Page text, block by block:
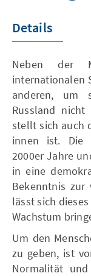
Details
Neben der
internationalen
anderen, um
Russland
stellt sich auch
innen ist. Die
2000er Jahre
in eine
Bekenntnis zur
lässt sich
Wachstum
Um den
zu geben, ist
Normalität